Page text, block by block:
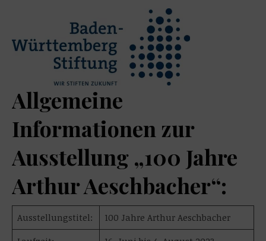
Allgemeine
Informationen zur
Ausstellung „100 Jahre
Arthur Aeschbacher“:
Ausstellungstitel:
100 Jahre Arthur Aeschbacher